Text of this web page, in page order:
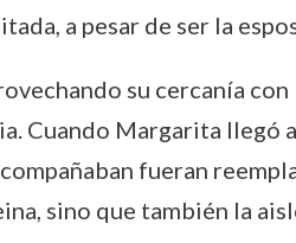
a pesar de ser la
su cercanía con
Cuando Margarita llegó a
fueran
sino que también la